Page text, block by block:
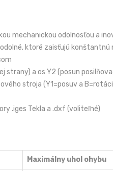
mechanickou odolnosťou a
ktoré zaisťujú
strany) a os Y2 (posun
stroja (Y1=posuv a
.iges Tekla a .dxf (voliteľné)
Maximálny uhol ohybu